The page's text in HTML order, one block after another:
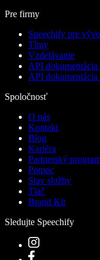
Pre firmy
Speechify pre
Tímy
Vzdelávanie
API dokumentácia
API
Spoločnosť
O nás
Kontakt
Blog
Kariéra
Partnerský
Pomoc
Stav služby
Tlač
Brand Kit
Sledujte Speechify